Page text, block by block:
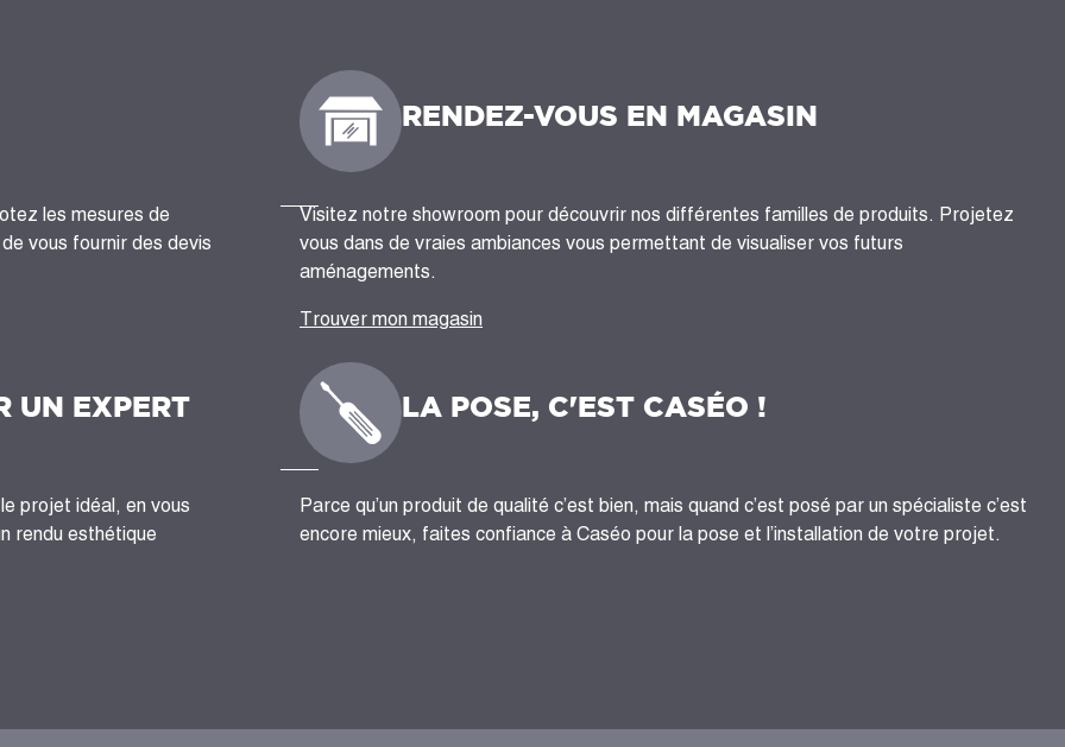
les mesures de
vous fournir des devis
RENDEZ-VOUS EN MAGASIN
Visitez notre showroom pour découvrir nos différentes familles de produits. Projetez
vous dans de vraies ambiances vous permettant de visualiser vos futurs
aménagements.
Trouver mon magasin
UN EXPERT
projet idéal, en vous
rendu esthétique
LA POSE, C'EST CASÉO !
Parce qu’un produit de qualité c’est bien, mais quand c’est posé par un spécialiste c’est
encore mieux, faites confiance à Caséo pour la pose et l’installation de votre projet.